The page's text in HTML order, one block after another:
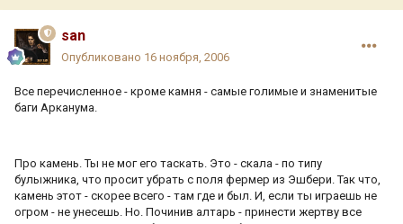
san
Опубликовано 16 ноября, 2006
Все перечисленное - кроме камня - самые голимые и знаменитые
баги Арканума.
Про камень. Ты не мог его таскать. Это - скала - по типу
булыжника, что просит убрать с поля фермер из Эшбери. Так что,
камень этот - скорее всего - там где и был. И, если ты играешь не
огром - не унесешь. Но. Починив алтарь - принести жертву все